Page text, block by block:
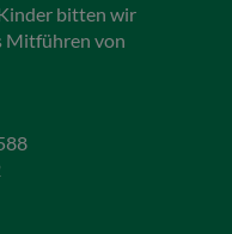
bitten wir
Mitführen von